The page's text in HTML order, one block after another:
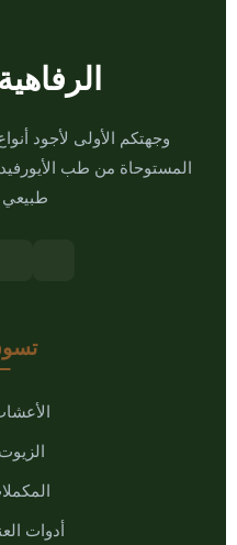
وجهتكم الأولى لأجود
المستوحاة من طب
أدوات